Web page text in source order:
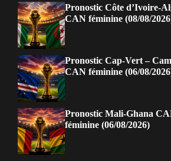
Pronostic Côte d’Ivoire-
CAN féminine (08/08/
Pronostic Cap-Vert –
CAN féminine (06/08/
Pronostic Mali-Ghana
féminine (06/08/2026)